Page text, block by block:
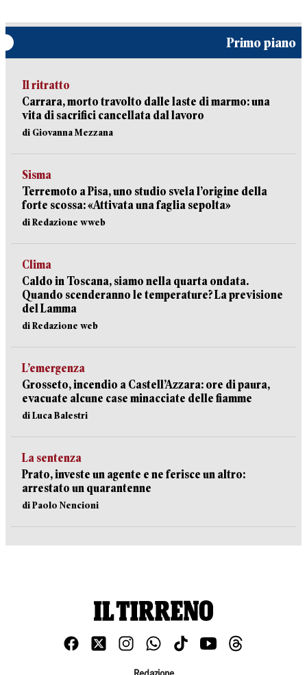
Primo piano
Il ritratto
Carrara, morto travolto dalle laste di marmo: una
vita di sacrifici cancellata dal lavoro
di Giovanna Mezzana
Sisma
Terremoto a Pisa, uno studio svela l’origine della
forte scossa: «Attivata una faglia sepolta»
di Redazione wweb
Clima
Caldo in Toscana, siamo nella quarta ondata.
Quando scenderanno le temperature? La previsione
del Lamma
di Redazione web
L’emergenza
Grosseto, incendio a Castell’Azzara: ore di paura,
evacuate alcune case minacciate delle fiamme
di Luca Balestri
La sentenza
Prato, investe un agente e ne ferisce un altro:
arrestato un quarantenne
di Paolo Nencioni